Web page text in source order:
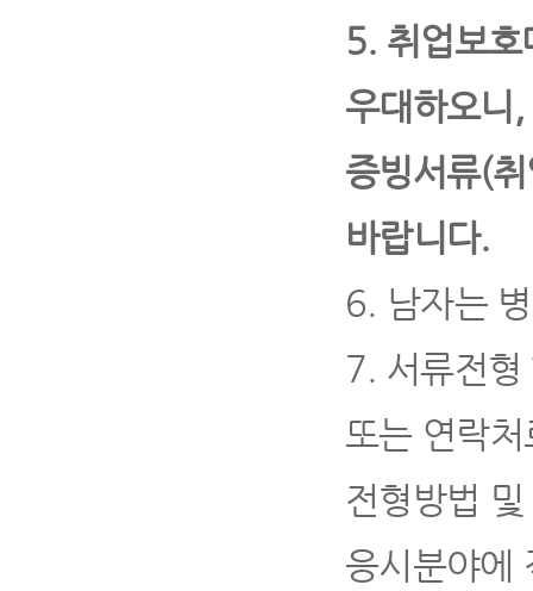
5. 취업보호
우대하오니 ,
증빙서류(
바랍니다.
6. 남자는
7. 서류전
또는 연락
전형방법
응시분야에